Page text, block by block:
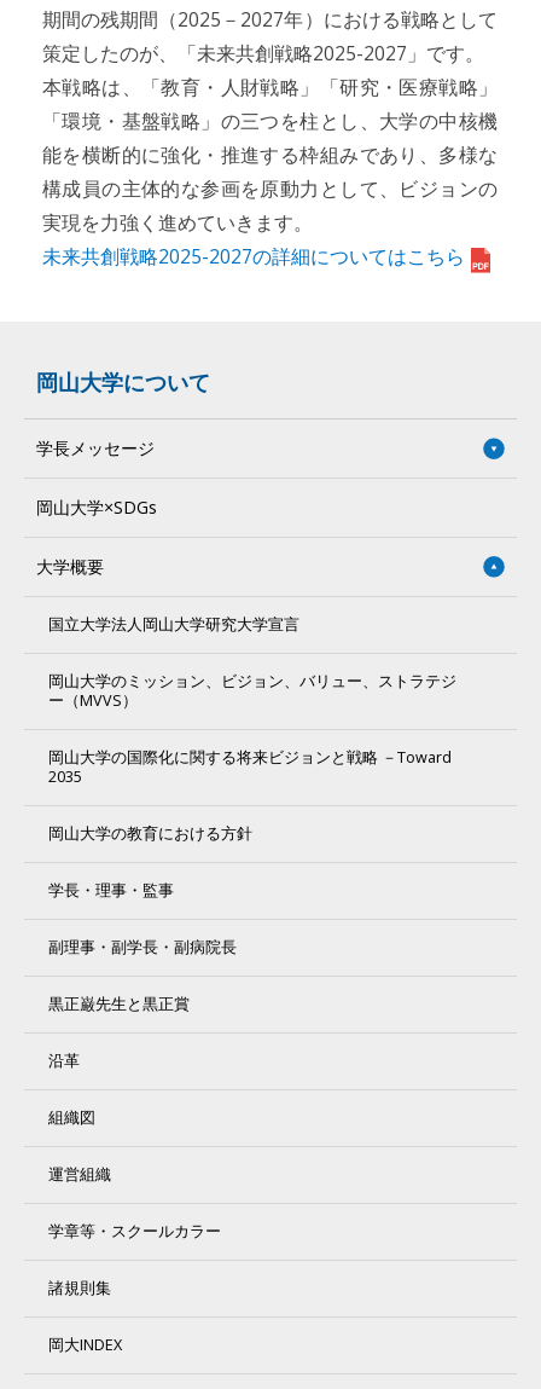
期間の残期間（2025－2027年）における戦略として
策定したのが、「未来共創戦略2025-2027」です。
本戦略は、「教育・人財戦略」「研究・医療戦略」
「環境・基盤戦略」の三つを柱とし、大学の中核機
能を横断的に強化・推進する枠組みであり、多様な
構成員の主体的な参画を原動力として、ビジョンの
実現を力強く進めていきます。
未来共創戦略2025-2027の詳細についてはこちら
岡山大学について
学長メッセージ
岡山大学×SDGs
大学概要
国立大学法人岡山大学研究大学宣言
岡山大学のミッション、ビジョン、バリュー、ストラテジ
ー（MVVS）
岡山大学の国際化に関する将来ビジョンと戦略 －Toward
2035
岡山大学の教育における方針
学長・理事・監事
副理事・副学長・副病院長
黒正巌先生と黒正賞
沿革
組織図
運営組織
学章等・スクールカラー
諸規則集
岡大INDEX